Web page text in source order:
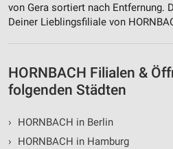
von Gera sortiert nach Entfernung.
Deiner Lieblingsfiliale von
HORNBACH Filialen &
folgenden Städten
›
HORNBACH in Berlin
›
HORNBACH in Hamburg
Wir nutzen Ihre Daten für folgende Zwecke:
IAB-Verarbeitungszwecke:
Verwendung reduzierter Daten
Werbeanzeigen
Erstellung von Profilen für